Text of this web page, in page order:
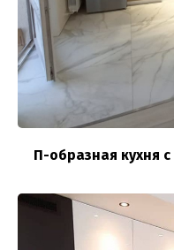
П-образная кухня